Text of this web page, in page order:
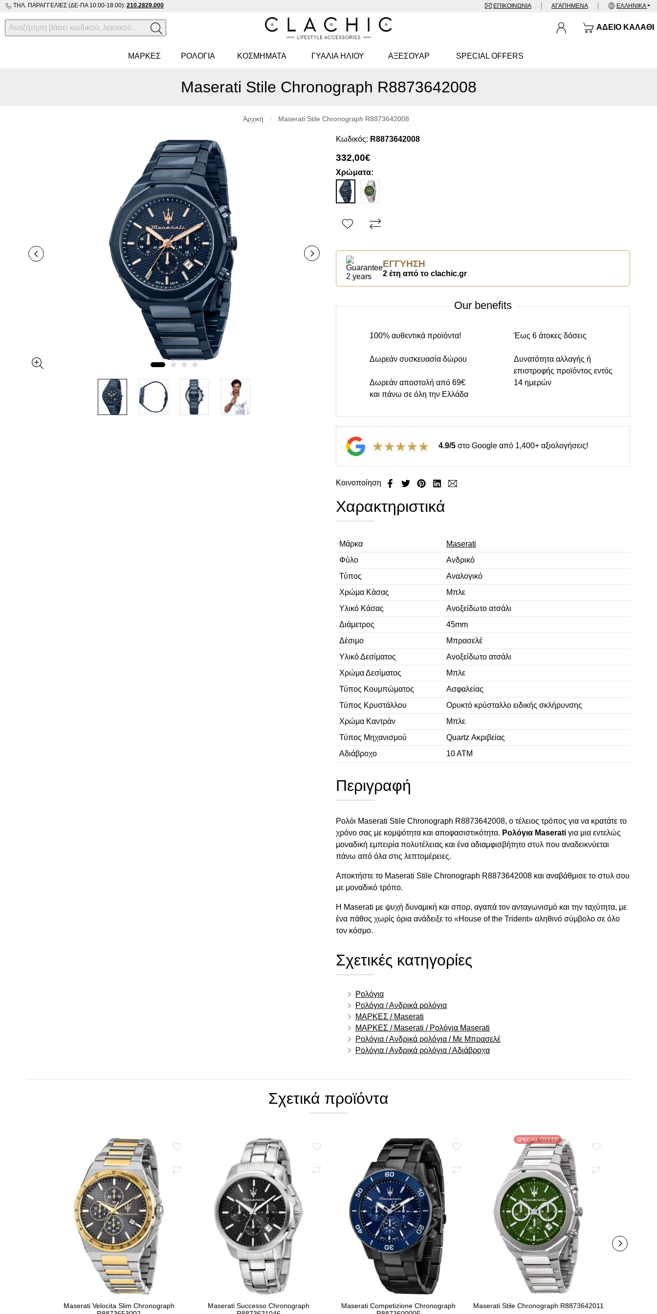
ΤΗΛ. ΠΑΡΑΓΓΕΛΊΕΣ (ΔΕ-ΠΑ 10:00-18:00): 210.2829.000 ΕΠΙΚΟΙΝΩΝΊΑ ΑΓΑΠΗΜΈΝΑ ΕΛΛΗΝΙΚΆ
ΆΔΕΙΟ ΚΑΛΆΘΙ
ΜΑΡΚΕΣ ΡΟΛΌΓΙΑ ΚΟΣΜΉΜΑΤΑ ΓΥΑΛΙΆ ΗΛΊΟΥ ΑΞΕΣΟΥΑΡ SPECIAL OFFERS
Maserati Stile Chronograph R8873642008
Αρχική Maserati Stile Chronograph R8873642008
Κωδικός: R8873642008
332,00€
Χρώματα:
ΕΓΓΎΗΣΗ
2 έτη από το clachic.gr
Our benefits
100% αυθεντικά προϊόντα!
Δωρεάν συσκευασία δώρου
Δωρεάν αποστολή από 69€
και πάνω σε όλη την Ελλάδα
Έως 6 άτοκες δόσεις
Δυνατότητα αλλαγής ή
επιστροφής προϊόντος εντός
14 ημερών
4.9/5 στο Google από 1,400+ αξιολογήσεις!
Κοινοποίηση
Χαρακτηριστικά
Μάρκα
Maserati
Φύλο
Ανδρικό
Τύπος
Αναλογικό
Χρώμα Κάσας
Μπλε
Υλικό Κάσας
Ανοξείδωτο ατσάλι
Διάμετρος
45mm
Δέσιμο
Μπρασελέ
Υλικό Δεσίματος
Ανοξείδωτο ατσάλι
Χρώμα Δεσίματος
Μπλε
Τύπος Κουμπώματος
Ασφαλείας
Τύπος Κρυστάλλου
Ορυκτό κρύσταλλο ειδικής σκλήρυνσης
Χρώμα Καντράν
Μπλε
Τύπος Μηχανισμού
Quartz Ακριβείας
Αδιάβροχο
10 ΑΤΜ
Περιγραφή
Ρολόι Maserati Stile Chronograph R8873642008, ο τέλειος τρόπος για να κρατάτε το
χρόνο σας με κομψότητα και αποφασιστικότητα. Ρολόγια Maserati για μια εντελώς
μοναδική εμπειρία πολυτέλειας και ένα αδιαμφισβήτητο στυλ που αναδεικνύεται
πάνω από όλα στις λεπτομέρειες.
Aπoκτήστε το Maserati Stile Chronograph R8873642008 και αναβάθμισε το στυλ σου
με μοναδικό τρόπο.
Η Maserati με ψυχή δυναμική και σπορ, αγαπά τον ανταγωνισμό και την ταχύτητα, με
ένα πάθος χωρίς όρια ανάδειξε το «House of the Trident» αληθινό σύμβολο σε όλο
τον κόσμο.
Σχετικές κατηγορίες
Ρολόγια
Ρολόγια / Ανδρικά ρολόγια
ΜΑΡΚΕΣ / Maserati
ΜΑΡΚΕΣ / Maserati / Ρολόγια Maserati
Ρολόγια / Ανδρικά ρολόγια / Με Μπρασελέ
Ρολόγια / Ανδρικά ρολόγια / Αδιάβροχα
Σχετικά προϊόντα
Maserati Velocita Slim Chronograph
Maserati Successo Chronograph
Maserati Competizione Chronograph
SPECIAL OFFER
Maserati Stile Chronograph R8873642011